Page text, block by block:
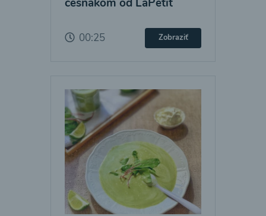
00:25 Zobraziť